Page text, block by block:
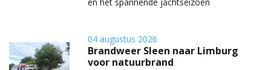
04 augustus 2026
Brandweer Sleen naar Limburg
voor natuurbrand